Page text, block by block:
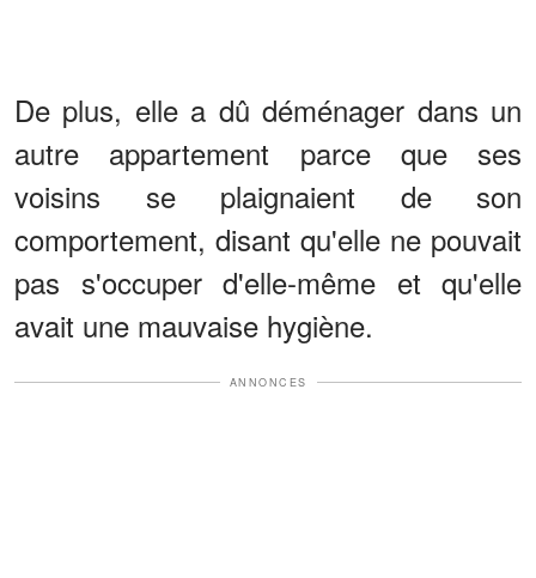
De plus, elle a dû déménager dans un
autre appartement parce que ses
voisins se plaignaient de son
comportement, disant qu'elle ne pouvait
pas s'occuper d'elle-même et qu'elle
avait une mauvaise hygiène.
ANNONCES